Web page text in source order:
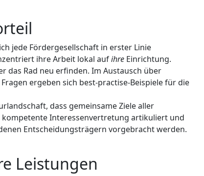
jede Fördergesellschaft in erster Linie
ihre Arbeit lokal aufihre Einrichtung.
das Rad neu erfinden. Im Austausch über
ergeben sich best-practise-Beispiele für die
dass gemein­same Ziele aller
Interessenvertretung artikuliert und
Ent­schei­dungsträgern vorgebracht werden.
Leistungen